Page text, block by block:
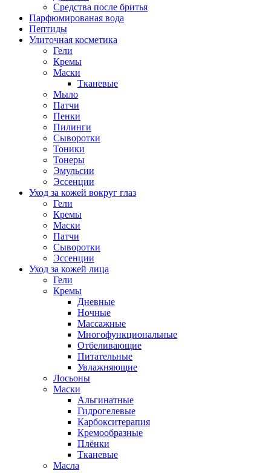
Средства после бритья
Парфюмированая вода
Пептиды
Улиточная косметика
Гели
Кремы
Маски
Тканевые
Мыло
Патчи
Пенки
Пилинги
Сыворотки
Тоники
Тонеры
Эмульсии
Эссенции
Уход за кожей вокруг глаз
Гели
Кремы
Маски
Патчи
Сыворотки
Эссенции
Уход за кожей лица
Гели
Кремы
Дневные
Ночные
Массажные
Многофункциональные
Отбеливающие
Питательные
Увлажняющие
Лосьоны
Маски
Альгинатные
Гидрогелевые
Карбокситерапия
Кремообразные
Плёнки
Тканевые
Масла